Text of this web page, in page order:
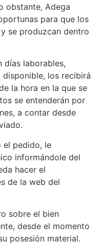
obstante, Adega
para que los
se produzcan dentro
días laborables,
los recibirá
la hora en la que se
se entenderán por
a contar desde
el pedido, le
informándole del
hacer el
de la web del
sobre el bien
desde el momento
posesión material.